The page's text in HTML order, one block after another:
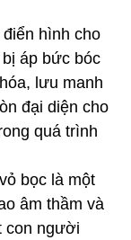
hình cho
áp bức bóc
lưu manh
đại diện cho
quá trình
bọc là một
âm thầm và
con người